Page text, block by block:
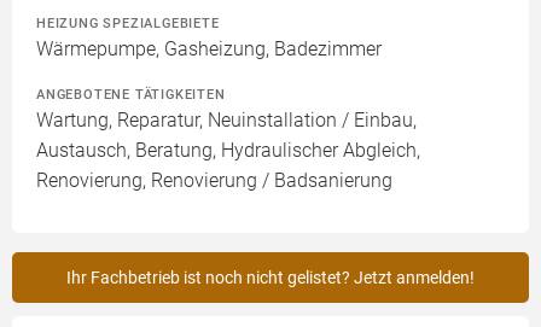
HEIZUNG SPEZIALGEBIETE
Wärmepumpe, Gasheizung, Badezimmer
ANGEBOTENE TÄTIGKEITEN
Wartung, Reparatur, Neuinstallation / Einbau,
Austausch, Beratung, Hydraulischer Abgleich,
Renovierung, Renovierung / Badsanierung
Ihr Fachbetrieb ist noch nicht gelistet? Jetzt anmelden!